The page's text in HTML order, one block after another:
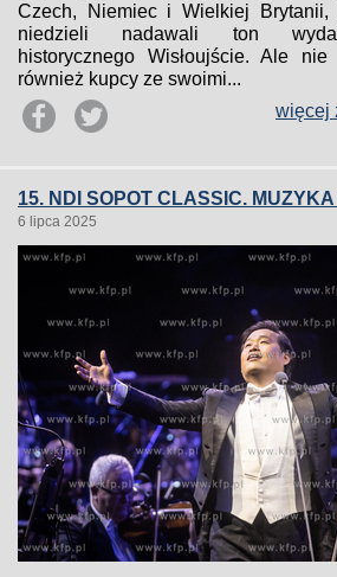
Czech, Niemiec i Wielkiej
niedzieli nadawali ton
historycznego Wisłoujście. Ale
również kupcy ze swoimi...
więcej
15. NDI SOPOT CLASSIC.
6 lipca 2025